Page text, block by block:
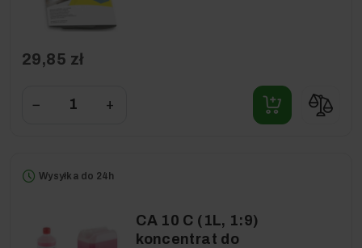
29,85 zł
− +
Wysyłka do 24h
CA 10 C (1L, 1:9)
koncentrat do